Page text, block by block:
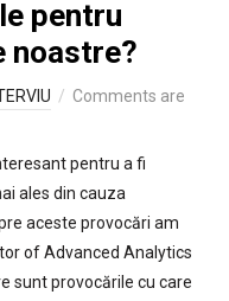
pentru
noastre?
Comments are
pentru a fi
ales din cauza
aceste provocări am
of Advanced Analytics
sunt provocările cu care